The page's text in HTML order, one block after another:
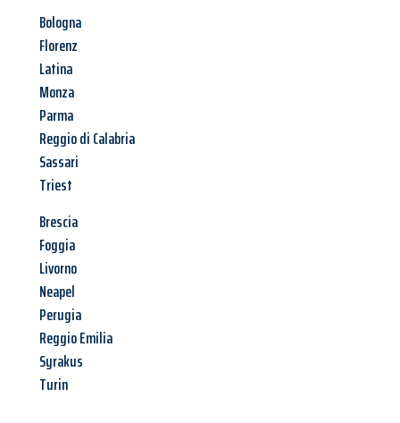
Bologna
Florenz
Latina
Monza
Parma
Reggio di Calabria
Sassari
Triest
Brescia
Foggia
Livorno
Neapel
Perugia
Reggio Emilia
Syrakus
Turin